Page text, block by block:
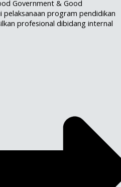
Government & Good
pelaksanaan program pendidikan
profesional dibidang internal